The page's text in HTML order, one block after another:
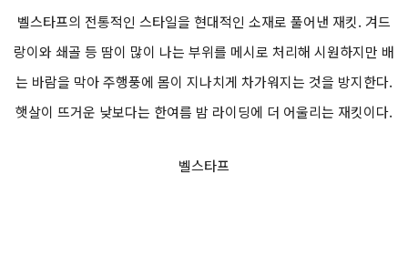
벨스타프의 전통적인 스타일을 현대적인 소재로 풀어낸 재킷. 겨드
랑이와 쇄골 등 땀이 많이 나는 부위를 메시로 처리해 시원하지만 배
는 바람을 막아 주행풍에 몸이 지나치게 차가워지는 것을 방지한다.
햇살이 뜨거운 낮보다는 한여름 밤 라이딩에 더 어울리는 재킷이다.
벨스타프